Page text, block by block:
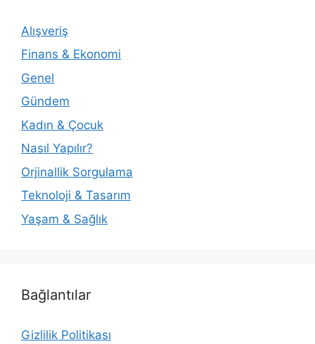
Alışveriş
Finans & Ekonomi
Genel
Gündem
Kadın & Çocuk
Nasıl Yapılır?
Orjinallik Sorgulama
Teknoloji & Tasarım
Yaşam & Sağlık
Bağlantılar
Gizlilik Politikası